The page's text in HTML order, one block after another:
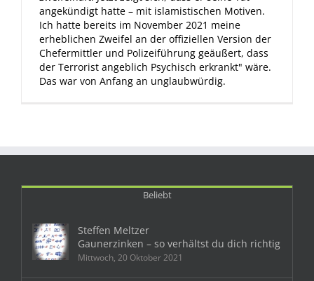
angekündigt hatte – mit islamistischen Motiven.
Ich hatte bereits im November 2021 meine
erheblichen Zweifel an der offiziellen Version der
Chefermittler und Polizeiführung geäußert, dass
der Terrorist angeblich Psychisch erkrankt" wäre.
Das war von Anfang an unglaubwürdig.
Beliebt
Steffen Meltzer
Gaunerzinken – so verhältst du dich richtig
Mittwoch, 20 Oktober 2021